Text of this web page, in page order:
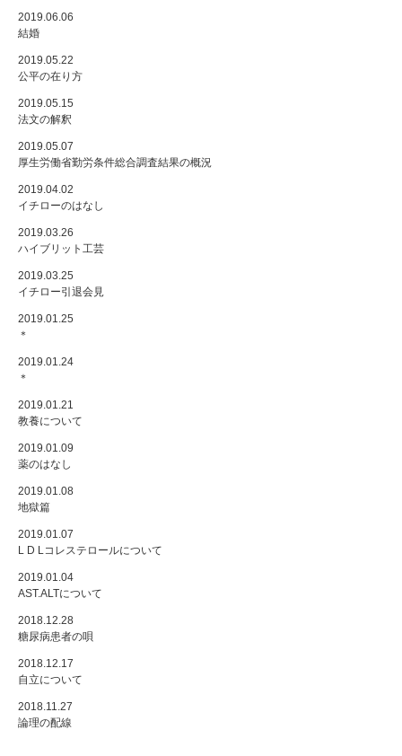
2019.06.06
結婚
2019.05.22
公平の在り方
2019.05.15
法文の解釈
2019.05.07
厚生労働省勤労条件総合調査結果の概況
2019.04.02
イチローのはなし
2019.03.26
ハイブリット工芸
2019.03.25
イチロー引退会見
2019.01.25
＊
2019.01.24
＊
2019.01.21
教養について
2019.01.09
薬のはなし
2019.01.08
地獄篇
2019.01.07
L D Lコレステロールについて
2019.01.04
AST.ALTについて
2018.12.28
糖尿病患者の唄
2018.12.17
自立について
2018.11.27
論理の配線